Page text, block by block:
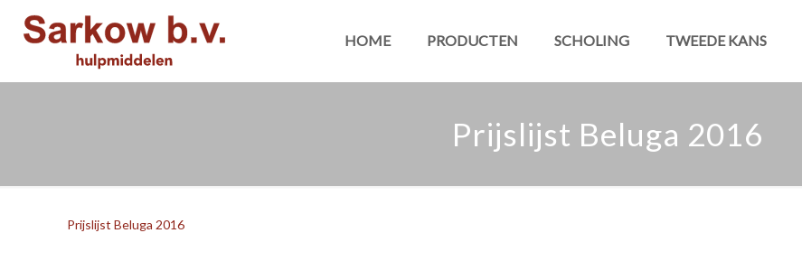
HOME PRODUCTEN SCHOLING TWEEDE KANS
Prijslijst Beluga 2016
Prijslijst Beluga 2016